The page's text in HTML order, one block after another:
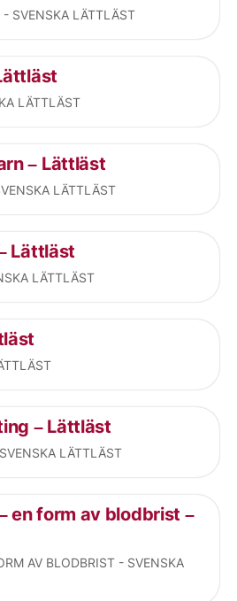
- SVENSKA LÄTTLÄST
LÄTTLÄST
– Lättläst
LÄTTLÄST
Lättläst
LÄTTLÄST
– Lättläst
LÄTTLÄST
en form av blodbrist –
AV BLODBRIST - SVENSKA